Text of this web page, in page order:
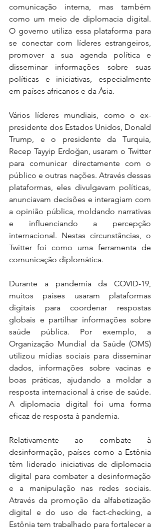
comunicação interna, mas também
como um meio de diplomacia digital.
O governo utiliza essa plataforma para
se conectar com líderes estrangeiros,
promover a sua agenda política e
disseminar informações sobre suas
políticas e iniciativas, especialmente
em países africanos e da Ásia.
Vários líderes mundiais, como o ex-
presidente dos Estados Unidos, Donald
Trump, e o presidente da Turquia,
Recep Tayyip Erdoğan, usaram o Twitter
para comunicar directamente com o
público e outras nações. Através dessas
plataformas, eles divulgavam políticas,
anunciavam decisões e interagiam com
a opinião pública, moldando narrativas
e influenciando a percepção
internacional. Nestas circunstâncias, o
Twitter foi como uma ferramenta de
comunicação diplomática.
Durante a pandemia da COVID-19,
muitos países usaram plataformas
digitais para coordenar respostas
globais e partilhar informações sobre
saúde pública. Por exemplo, a
Organização Mundial da Saúde (OMS)
utilizou mídias sociais para disseminar
dados, informações sobre vacinas e
boas práticas, ajudando a moldar a
resposta internacional à crise de saúde.
A diplomacia digital foi uma forma
eficaz de resposta à pandemia.
Relativamente ao combate à
desinformação, países como a Estônia
têm liderado iniciativas de diplomacia
digital para combater a desinformação
e a manipulação nas redes sociais.
Através da promoção da alfabetização
digital e do uso de fact-checking, a
Estônia tem trabalhado para fortalecer a